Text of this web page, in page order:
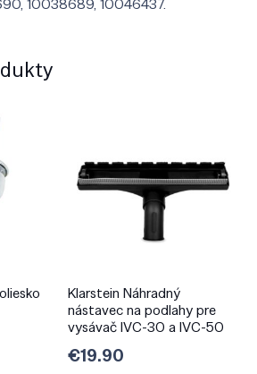
Klarstein Náhradný
nástavec na podlahy pre
vysávač IVC-30 a IVC-50
€19.90